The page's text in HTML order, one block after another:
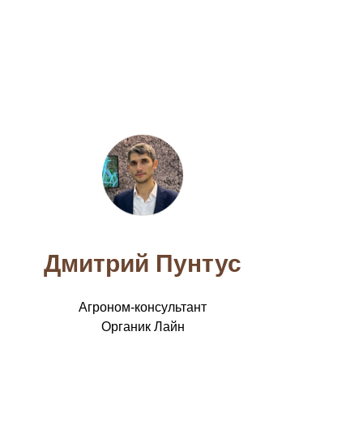
Дмитрий Пунтус
Агроном-консультант
Органик Лайн